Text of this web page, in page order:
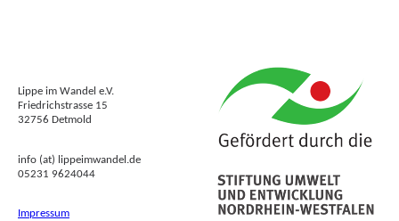
Lippe im Wandel e.V.
Friedrichstrasse 15
32756 Detmold
info (at) lippeimwandel.de
05231 9624044
Impressum